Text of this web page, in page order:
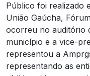
Público foi realizado
União Gaúcha,
ocorreu no auditório
município e a vice-
representou a
representando as